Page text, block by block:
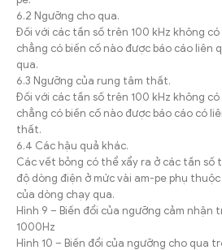
6.2 Ngưỡng cho qua.
Đối với các tần số trên 100 kHz không
chẳng có biến cố nào được báo cáo liên
qua.
6.3 Ngưỡng của rung tâm thất.
Đối với các tần số trên 100 kHz không
chẳng có biến cố nào được báo cáo có
thất.
6.4 Các hậu quả khác.
Các vết bỏng có thể xẩy ra ở các tần số
độ dòng điện ở mức vài am-pe phụ
của dòng chạy qua.
Hình 9 – Biến đổi của ngưỡng cảm
1000Hz
Hình 10 – Biến đổi của ngưỡng cho qua